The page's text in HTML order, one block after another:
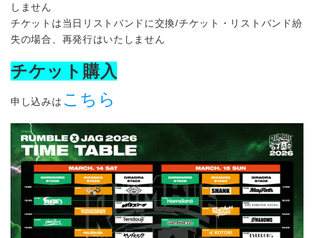
しません
チケットは当⽇リストバンドに交換/チケット・リストバンド紛
失の場合、再発⾏はいたしません
チケット購入
申し込みは こちら